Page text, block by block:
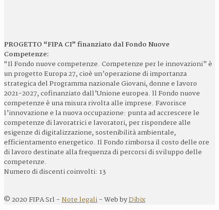
PROGETTO “FIPA CI” finanziato dal Fondo Nuove
Competenze:
“Il Fondo nuove competenze. Competenze per le innovazioni” è
un progetto Europa 27, cioè un’operazione di importanza
strategica del Programma nazionale Giovani, donne e lavoro
2021-2027, cofinanziato dall’Unione europea. ll Fondo nuove
competenze è una misura rivolta alle imprese. Favorisce
l’innovazione e la nuova occupazione: punta ad accrescere le
competenze di lavoratrici e lavoratori, per rispondere alle
esigenze di digitalizzazione, sostenibilità ambientale,
efficientamento energetico. Il Fondo rimborsa il costo delle ore
di lavoro destinate alla frequenza di percorsi di sviluppo delle
competenze.
Numero di discenti coinvolti: 13
©2020FIPA Srl -Note legali- Web byDibix